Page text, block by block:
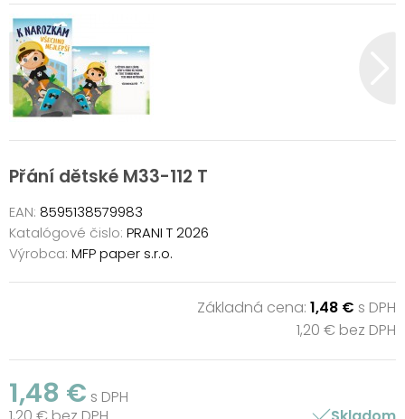
Přání dětské M33-112 T
EAN: 8595138579983
Katalógové čislo: PRANI T 2026
Výrobca: MFP paper s.r.o.
Základná cena: 1,48 € s DPH
1,20 € bez DPH
1,48 € s DPH